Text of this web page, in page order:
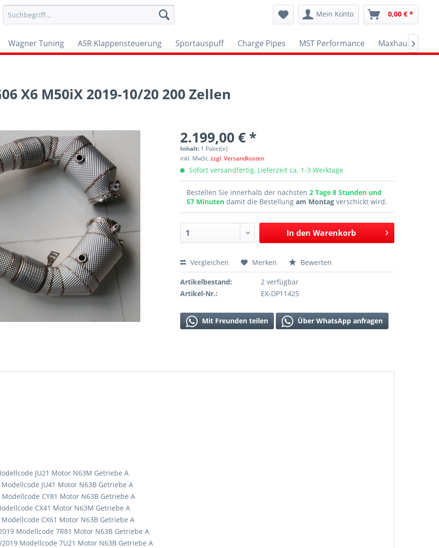
Mein Konto 0,00 € *
Wagner Tuning ASR Klappensteuerung Sportauspuff Charge Pipes MST Performance Maxhaust
X6 M50iX 2019-10/20 200 Zellen
2.199,00 € *
Inhalt: 1 Paket(e)
inkl. MwSt.zzgl. Versandkosten
Sofort versandfertig, Lieferzeit ca. 1-3 Werktage
Bestellen Sie innerhalb der nächsten2 Tage 8 Stunden und
57 Minutendamit die Bestellungam Montag verschickt wird.
In den Warenkorb
Vergleichen Merken Bewerten
Artikelbestand:
2 verfügbar
Artikel-Nr.:
EX-DP11425
Mit Freunden teilen Über WhatsApp anfragen
JU21 Motor N63M Getriebe A
JU41 Motor N63B Getriebe A
CY81 Motor N63B Getriebe A
CX41 Motor N63M Getriebe A
CX61 Motor N63B Getriebe A
Modellcode 7R81 Motor N63B Getriebe A
Modellcode 7U21 Motor N63B Getriebe A